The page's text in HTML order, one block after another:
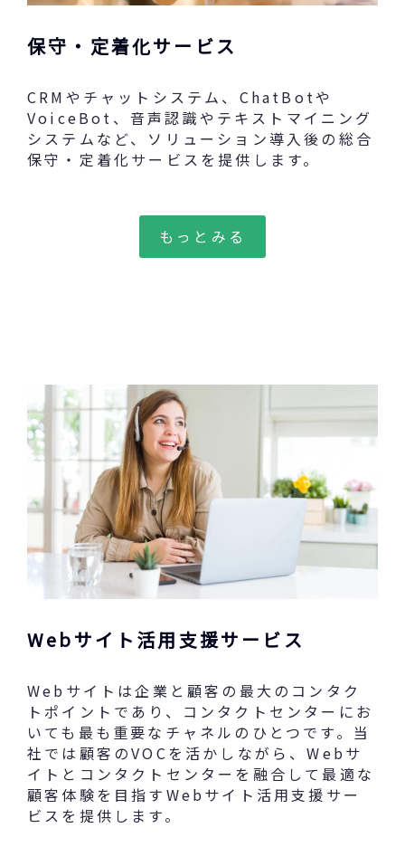
保守・定着化サービス
CRMやチャットシステム、ChatBotや
VoiceBot、音声認識やテキストマイニング
システムなど、ソリューション導入後の総合
保守・定着化サービスを提供します。
もっとみる
Webサイト活用支援サービス
Webサイトは企業と顧客の最大のコンタク
トポイントであり、コンタクトセンターにお
いても最も重要なチャネルのひとつです。当
社では顧客のVOCを活かしながら、Webサ
イトとコンタクトセンターを融合して最適な
顧客体験を目指すWebサイト活用支援サー
ビスを提供します。